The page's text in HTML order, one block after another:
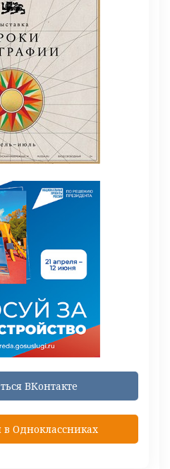
ВКонтакте
в Одноклассниках